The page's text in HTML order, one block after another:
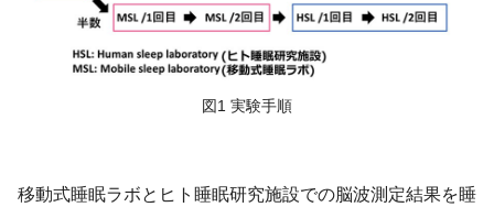
図1 実験手順
移動式睡眠ラボとヒト睡眠研究施設での脳波測定結果を睡